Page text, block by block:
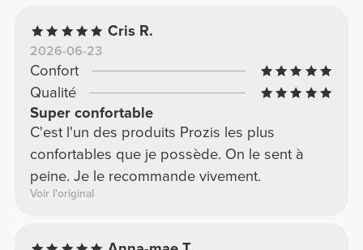
Cris R.
2026-06-23
Confort
Qualité
Super confortable
C'est l'un des produits Prozis les plus
confortables que je possède. On le sent à
peine. Je le recommande vivement.
Voir l'original